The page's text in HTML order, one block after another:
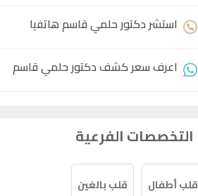
استشردكتورحلمي قاسم هاتفيا
اعرف سعر كشفدكتورحلمي قاسم
التخصصات الفرعية
قلب أطفال قلب بالغين